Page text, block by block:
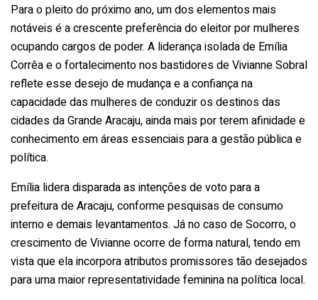
Para o pleito do próximo ano, um dos elementos mais
notáveis é a crescente preferência do eleitor por mulheres
ocupando cargos de poder. A liderança isolada de Emília
Corrêa e o fortalecimento nos bastidores de Vivianne Sobral
reflete esse desejo de mudança e a confiança na
capacidade das mulheres de conduzir os destinos das
cidades da Grande Aracaju, ainda mais por terem afinidade e
conhecimento em áreas essenciais para a gestão pública e
política.
Emília lidera disparada as intenções de voto para a
prefeitura de Aracaju, conforme pesquisas de consumo
interno e demais levantamentos. Já no caso de Socorro, o
crescimento de Vivianne ocorre de forma natural, tendo em
vista que ela incorpora atributos promissores tão desejados
para uma maior representatividade feminina na política local.